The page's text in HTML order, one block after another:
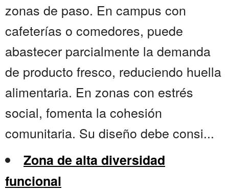
zonas de paso. En campus con
cafeterías o comedores, puede
abastecer parcialmente la demanda
de producto fresco, reduciendo huella
alimentaria. En zonas con estrés
social, fomenta la cohesión
comunitaria. Su diseño debe consi...
Zona de alta diversidad
funcional